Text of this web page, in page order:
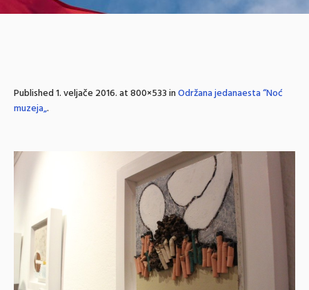
Published1. veljače 2016.at 800×533 inOdržana jedanaesta “Noć
muzeja„.